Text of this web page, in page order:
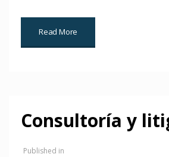
Read More
Consultoría y
Published in